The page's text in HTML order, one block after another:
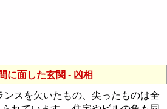
に面した玄関 - 凶相
スを欠いたもの、尖ったものは全